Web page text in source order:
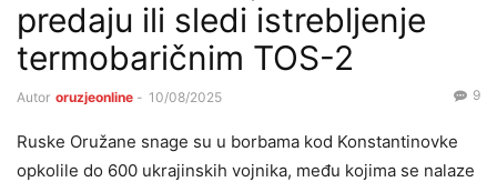
predaju ili sledi istrebljenje
termobaričnim TOS-2
Autor oruzjeonline - 10/08/2025 9
Ruske Oružane snage su u borbama kod Konstantinovke
opkolile do 600 ukrajinskih vojnika, među kojima se nalaze